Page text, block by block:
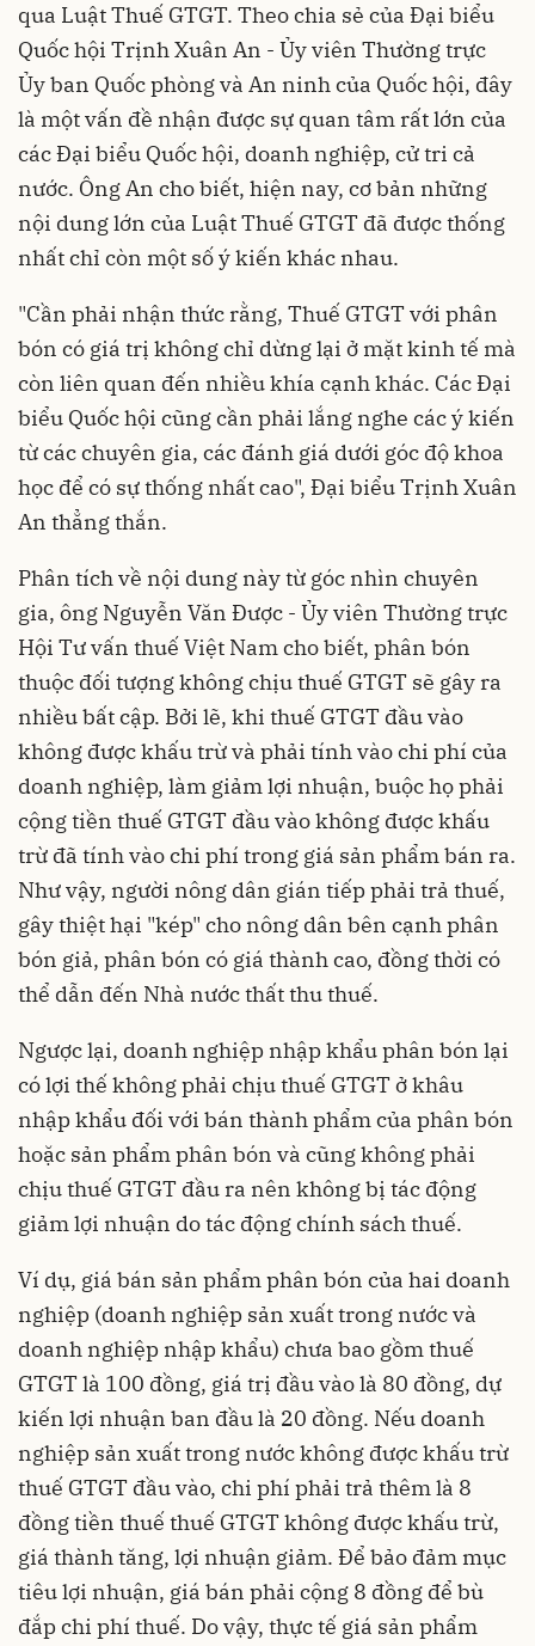
qua Luật Thuế GTGT. Theo chia sẻ của Đại biểu
Quốc hội Trịnh Xuân An - Ủy viên Thường trực
Ủy ban Quốc phòng và An ninh của Quốc hội, đây
là một vấn đề nhận được sự quan tâm rất lớn của
các Đại biểu Quốc hội, doanh nghiệp, cử tri cả
nước. Ông An cho biết, hiện nay, cơ bản những
nội dung lớn của Luật Thuế GTGT đã được thống
nhất chỉ còn một số ý kiến khác nhau.
"Cần phải nhận thức rằng, Thuế GTGT với phân
bón có giá trị không chỉ dừng lại ở mặt kinh tế mà
còn liên quan đến nhiều khía cạnh khác. Các Đại
biểu Quốc hội cũng cần phải lắng nghe các ý kiến
từ các chuyên gia, các đánh giá dưới góc độ khoa
học để có sự thống nhất cao", Đại biểu Trịnh Xuân
An thẳng thắn.
Phân tích về nội dung này từ góc nhìn chuyên
gia, ông Nguyễn Văn Được - Ủy viên Thường trực
Hội Tư vấn thuế Việt Nam cho biết, phân bón
thuộc đối tượng không chịu thuế GTGT sẽ gây ra
nhiều bất cập. Bởi lẽ, khi thuế GTGT đầu vào
không được khấu trừ và phải tính vào chi phí của
doanh nghiệp, làm giảm lợi nhuận, buộc họ phải
cộng tiền thuế GTGT đầu vào không được khấu
trừ đã tính vào chi phí trong giá sản phẩm bán ra.
Như vậy, người nông dân gián tiếp phải trả thuế,
gây thiệt hại "kép" cho nông dân bên cạnh phân
bón giả, phân bón có giá thành cao, đồng thời có
thể dẫn đến Nhà nước thất thu thuế.
Ngược lại, doanh nghiệp nhập khẩu phân bón lại
có lợi thế không phải chịu thuế GTGT ở khâu
nhập khẩu đối với bán thành phẩm của phân bón
hoặc sản phẩm phân bón và cũng không phải
chịu thuế GTGT đầu ra nên không bị tác động
giảm lợi nhuận do tác động chính sách thuế.
Ví dụ, giá bán sản phẩm phân bón của hai doanh
nghiệp (doanh nghiệp sản xuất trong nước và
doanh nghiệp nhập khẩu) chưa bao gồm thuế
GTGT là 100 đồng, giá trị đầu vào là 80 đồng, dự
kiến lợi nhuận ban đầu là 20 đồng. Nếu doanh
nghiệp sản xuất trong nước không được khấu trừ
thuế GTGT đầu vào, chi phí phải trả thêm là 8
đồng tiền thuế thuế GTGT không được khấu trừ,
giá thành tăng, lợi nhuận giảm. Để bảo đảm mục
tiêu lợi nhuận, giá bán phải cộng 8 đồng để bù
đắp chi phí thuế. Do vậy, thực tế giá sản phẩm